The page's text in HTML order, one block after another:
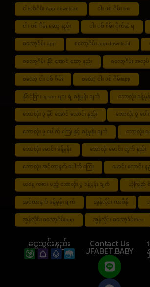
ငါးပစ်ဂိမ်း App download ငါး ပစ် ဂိမ်း link
ငါး ပစ် ဂိမ်း ဆော့ နည်း ငါး ပစ် ဂိမ်း ပိုက်ဆံ ရ
စလော့ဂိမ်း app စလော့ဂိမ်း app download
စလော့ဂိမ်း နိုင် အောင် ဆော့ နည်း စလော့ဂိမ်း အလု
စလော့ ငါး ပစ် ဂိမ်း စလော့ ငါး ပစ် ဂိမ်းapp
နိုင်ငံခြား tipster များ ရဲ့ ခန့်မှန်း ချက် ဘောလုံး ခန့်မှန်
ဘောလုံး ပွဲ နိုင် အောင် လောင်း နည်း ဘောလုံး ပွဲ ပေ
ဘောလုံး ပွဲ ပေါက် ကြေး နှင့် ခန့်မှန်း ချက် ဘောလုံး မ
ဘောလုံး မောင်း ခန့်မှန်း ဘောလုံး မောင်း တွက် နည်း
ဘောလုံး အင်တာနက် ပေါက် ကြေး မောင်း လောင်း န
ယနေ့ ကစား မည့် ဘောလုံး ပွဲ ခန့်မှန်း ချက် ယုံကြည် စိ
အင်တာနက် ခန့်မှန်း ချက် အွန်လိုင်း ကာစီနို
အွန်လိုင်း စလော့ဂိမ်းapp အွန်လိုင်း စလော့ဂိမ်းfree
ငွေသွင်းနည်း Contact Us
UFABET.BABY